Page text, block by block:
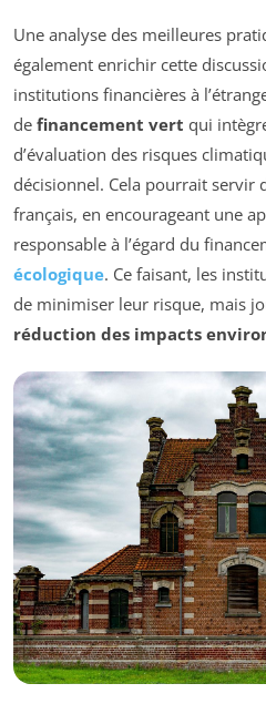
Une analyse des meilleures
également enrichir cette
institutions financières à
de financement vert qui
d’évaluation des risques
décisionnel. Cela pourrait servir
français, en encourageant une
responsable à l’égard du
écologique. Ce faisant, les
de minimiser leur risque, mais
réduction des impacts